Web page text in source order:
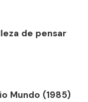
de pensar
Mundo (1985)